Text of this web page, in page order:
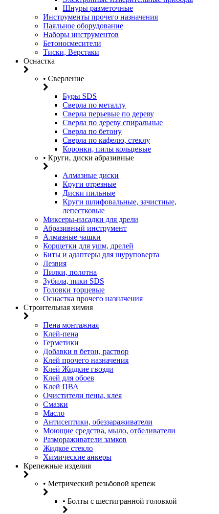
Шнуры разметочные
Инструменты прочего назначения
Паяльное оборудование
Наборы инструментов
Бетоносмесители
Тиски, Верстаки
Оснастка
• Сверление
Буры SDS
Сверла по металлу
Сверла перьевые по дереву
Сверла по дереву спиральные
Сверла по бетону
Сверла по кафелю, стеклу
Коронки, пилы кольцевые
• Круги, диски абразивные
Алмазные диски
Круги отрезные
Диски пильные
Круги шлифовальные, зачистные,
лепестковые
Миксеры-насадки для дрели
Абразивный инструмент
Алмазные чашки
Корщетки для ушм, дрелей
Биты и адаптеры для шуруповерта
Лезвия
Пилки, полотна
Зубила, пики SDS
Головки торцевые
Оснастка прочего назначения
Строительная химия
Пена монтажная
Клей-пена
Герметики
Добавки в бетон, раствор
Клей прочего назначения
Клей Жидкие гвозди
Клей для обоев
Клей ПВА
Очистители пены, клея
Смазки
Масло
Антисептики, обеззараживатели
Моющие средства, мыло, отбеливатели
Размораживатели замков
Жидкое стекло
Химические анкеры
Крепежные изделия
• Метрический резьбовой крепеж
• Болты с шестигранной головкой